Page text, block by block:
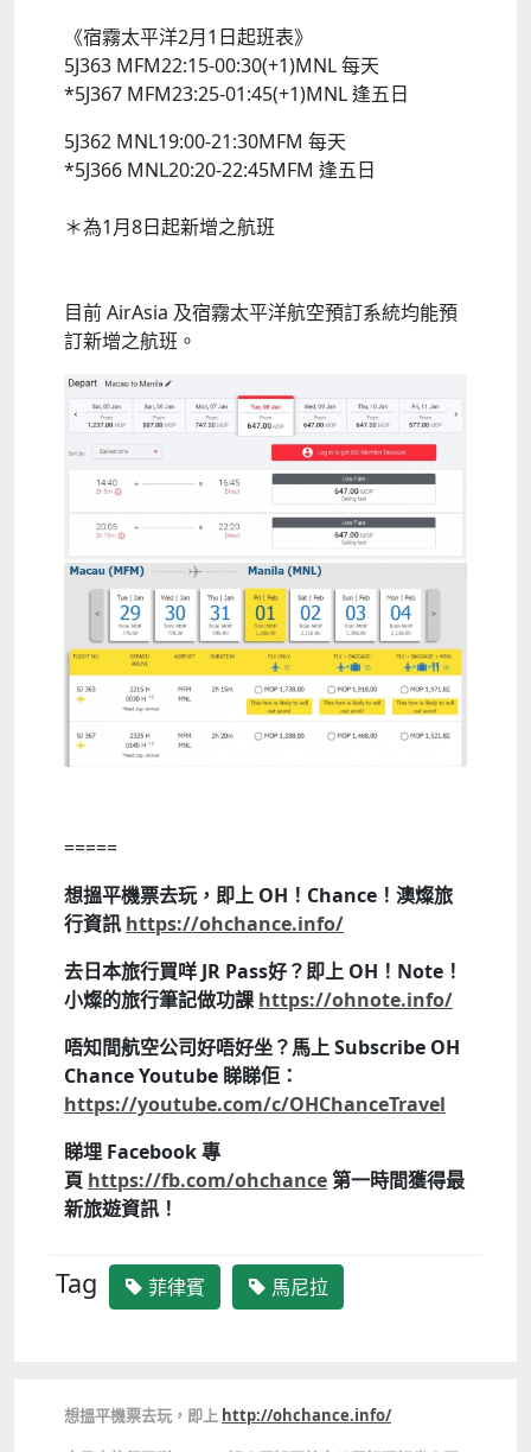
《宿霧太平洋2月1日起班表》
5J363 MFM22:15-00:30(+1)MNL 每天
*5J367 MFM23:25-01:45(+1)MNL 逢五日
5J362 MNL19:00-21:30MFM 每天
*5J366 MNL20:20-22:45MFM 逢五日
＊為1月8日起新增之航班
目前 AirAsia 及宿霧太平洋航空預訂系統均能預
訂新增之航班。
=====
想搵平機票去玩，即上 OH！Chance！澳燦旅
行資訊 https://ohchance.info/
去日本旅行買咩 JR Pass好？即上 OH！Note！
小燦的旅行筆記做功課 https://ohnote.info/
唔知間航空公司好唔好坐？馬上 Subscribe OH
Chance Youtube 睇睇佢：
https://youtube.com/c/OHChanceTravel
睇埋 Facebook 專
頁 https://fb.com/ohchance第一時間獲得最
新旅遊資訊！
Tag 菲律賓 馬尼拉
想搵平機票去玩，即上 http://ohchance.info/